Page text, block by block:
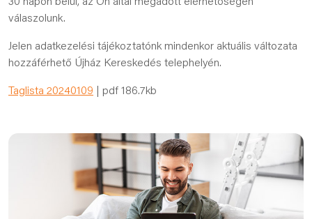
válaszolunk.
Jelen adatkezelési tájékoztatónk mindenkor aktuális változata
hozzáférhető Újház Kereskedés telephelyén.
Taglista 20240109 | pdf 186.7kb